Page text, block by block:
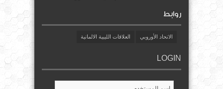
روابط
الاتحاد الأوروبي العلاقات الليبية الالمانية
LOGIN